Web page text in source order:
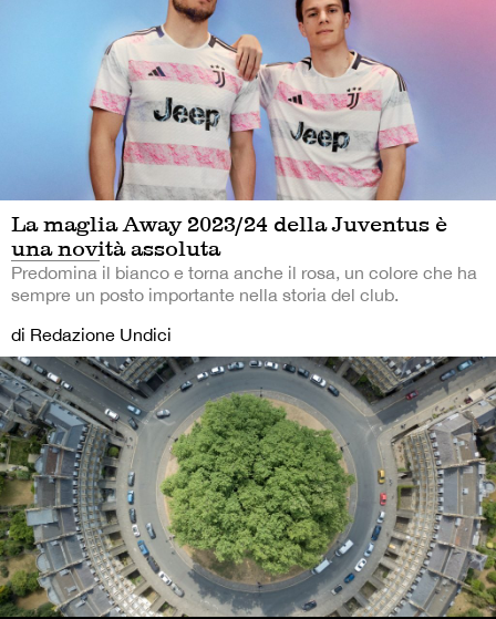
La maglia Away 2023/24 della Juventus è
una novità assoluta
Predomina il bianco e torna anche il rosa, un colore che ha
sempre un posto importante nella storia del club.
di Redazione Undici